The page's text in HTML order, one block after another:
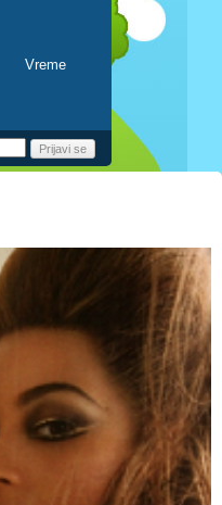
Vreme